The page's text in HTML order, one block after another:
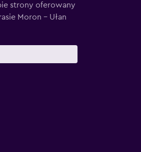
strony oferowany
Moron - Ułan